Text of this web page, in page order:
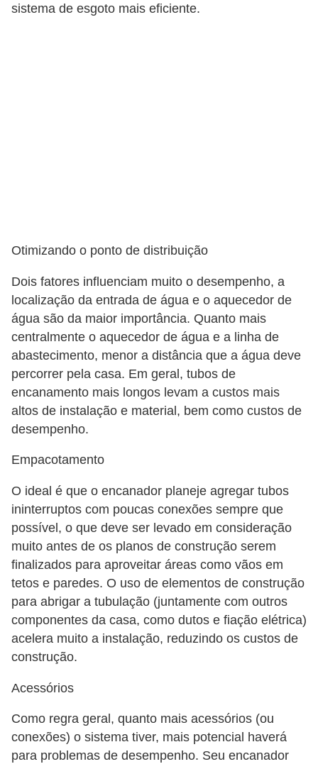
sistema de esgoto mais eficiente.
Otimizando o ponto de distribuição
Dois fatores influenciam muito o desempenho, a
localização da entrada de água e o aquecedor de
água são da maior importância. Quanto mais
centralmente o aquecedor de água e a linha de
abastecimento, menor a distância que a água deve
percorrer pela casa. Em geral, tubos de
encanamento mais longos levam a custos mais
altos de instalação e material, bem como custos de
desempenho.
Empacotamento
O ideal é que o encanador planeje agregar tubos
ininterruptos com poucas conexões sempre que
possível, o que deve ser levado em consideração
muito antes de os planos de construção serem
finalizados para aproveitar áreas como vãos em
tetos e paredes. O uso de elementos de construção
para abrigar a tubulação (juntamente com outros
componentes da casa, como dutos e fiação elétrica)
acelera muito a instalação, reduzindo os custos de
construção.
Acessórios
Como regra geral, quanto mais acessórios (ou
conexões) o sistema tiver, mais potencial haverá
para problemas de desempenho. Seu encanador